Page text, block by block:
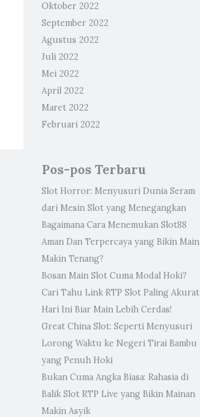
Oktober 2022
September 2022
Agustus 2022
Juli 2022
Mei 2022
April 2022
Maret 2022
Februari 2022
Pos-pos Terbaru
Slot Horror: Menyusuri Dunia Seram
dari Mesin Slot yang Menegangkan
Bagaimana Cara Menemukan Slot88
Aman Dan Terpercaya yang Bikin Main
Makin Tenang?
Bosan Main Slot Cuma Modal Hoki?
Cari Tahu Link RTP Slot Paling Akurat
Hari Ini Biar Main Lebih Cerdas!
Great China Slot: Seperti Menyusuri
Lorong Waktu ke Negeri Tirai Bambu
yang Penuh Hoki
Bukan Cuma Angka Biasa: Rahasia di
Balik Slot RTP Live yang Bikin Mainan
Makin Asyik